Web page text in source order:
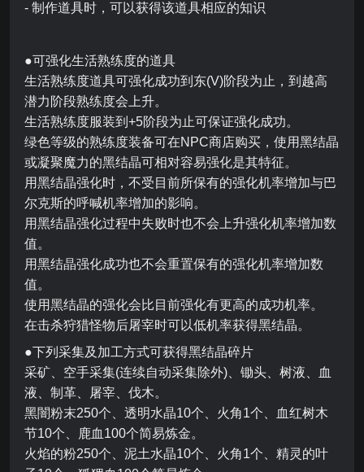
- 制作道具时，可以获得该道具相应的知识
●可强化生活熟练度的道具
生活熟练度道具可强化成功到东(V)阶段为止，到越高
潜力阶段熟练度会上升。
生活熟练度服装到+5阶段为止可保证强化成功。
绿色等级的熟练度装备可在NPC商店购买，使用黑结晶
或凝聚魔力的黑结晶可相对容易强化是其特征。
用黑结晶强化时，不受目前所保有的强化机率增加与巴
尔克斯的呼喊机率增加的影响。
用黑结晶强化过程中失败时也不会上升强化机率增加数
值。
用黑结晶强化成功也不会重置保有的强化机率增加数
值。
使用黑结晶的强化会比目前强化有更高的成功机率。
在击杀狩猎怪物后屠宰时可以低机率获得黑结晶。
●下列采集及加工方式可获得黑结晶碎片
采矿、空手采集(连续自动采集除外)、锄头、树液、血
液、制革、屠宰、伐木。
黑闇粉末250个、透明水晶10个、火角1个、血红树木
节10个、鹿血100个简易炼金。
火焰的粉250个、泥土水晶10个、火角1个、精灵的叶